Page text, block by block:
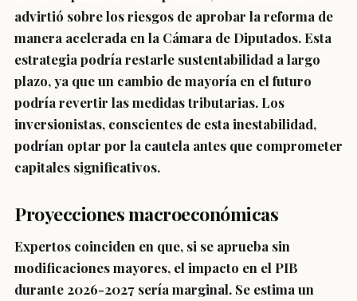
advirtió sobre los riesgos de aprobar la reforma de
manera acelerada en la Cámara de Diputados. Esta
estrategia podría restarle sustentabilidad a largo
plazo, ya que un cambio de mayoría en el futuro
podría revertir las medidas tributarias. Los
inversionistas, conscientes de esta inestabilidad,
podrían optar por la cautela antes que comprometer
capitales significativos.
Proyecciones macroeconómicas
Expertos coinciden en que, si se aprueba sin
modificaciones mayores, el impacto en el PIB
durante 2026-2027 sería marginal. Se estima un